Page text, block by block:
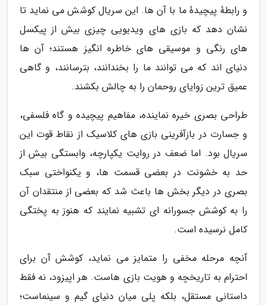
و رابطهٔ پیچیدهٔ ما با آن ها. این سریال کوشش می نماید تا
نشان دهد که بازی های ویدیویی چیزی بیش از پیکسل
های رنگی و موسیقی های خاطره انگیز هستند؛ آن ها
دنیای اند که می توانند ما را بخندانند، بترسانند، و گاهی
عمیق ترین زوایای روحمان را به چالش بکشند.
طراحی بصری خیره نماینده، مفاهیم پیچیده و گاه فلسفی،
و جسارت در بازآفرینی بازی های کلاسیک از نقاط قوت این
سریال بود. اما ضعف در روایت یکپارچه، وابستگی بیش از
حد به خشونت در بعضی قسمت ها، و یکنواختی سبک
بصری در دیگر بخش ها باعث شد که بعضی از منتقدان آن
را به کوشش جسورانه ای تشبیه نمایند که هنوز به پختگی
کامل نرسیده است.
آنچه مرحله مخفی را متمایز می نماید، کوشش آن برای
احترام به تاریخچه و هویت بازی هاست. هر اپیزود، نه فقط
داستانی مستقل، بلکه پلی میان دنیای گیم و سینماست؛